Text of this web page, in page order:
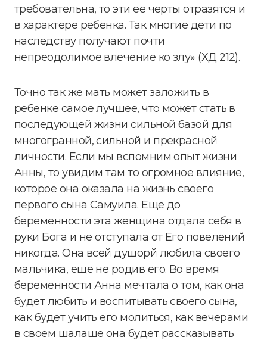
требовательна, то эти ее черты отразятся и
в характере ребенка. Так многие дети по
наследству получают почти
непреодолимое влечение ко злу» (ХД 212).
Точно так же мать может заложить в
ребенке самое лучшее, что может стать в
последующей жизни сильной базой для
многогранной, сильной и прекрасной
личности. Если мы вспомним опыт жизни
Анны, то увидим там то огромное влияние,
которое она оказала на жизнь своего
первого сына Самуила. Еще до
беременности эта женщина отдала себя в
руки Бога и не отступала от Его повелений
никогда. Она всей душорй любила своего
мальчика, еще не родив его. Во время
беременности Анна мечтала о том, как она
будет любить и воспитывать своего сына,
как будет учить его молиться, как вечерами
в своем шалаше она будет рассказывать